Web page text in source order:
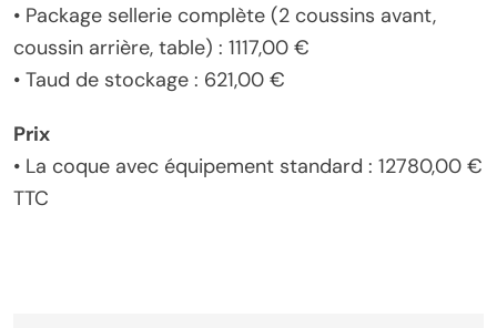
• Package sellerie complète (2 coussins avant,
coussin arrière, table) : 1117,00 €
• Taud de stockage : 621,00 €
Prix
• La coque avec équipement standard : 12780,00 €
TTC